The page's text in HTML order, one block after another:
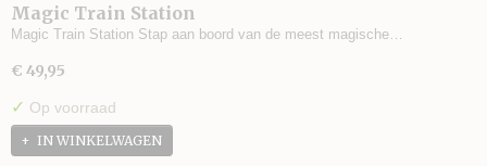
Magic Train Station
Magic Train Station Stap aan boord van de meest magische…
€ 49,95
✓ Op voorraad
IN WINKELWAGEN